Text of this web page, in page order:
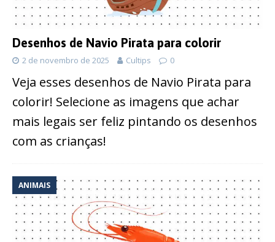
Desenhos de Navio Pirata para colorir
2 de novembro de 2025 Cultips 0
Veja esses desenhos de Navio Pirata para
colorir! Selecione as imagens que achar
mais legais ser feliz pintando os desenhos
com as crianças!
ANIMAIS